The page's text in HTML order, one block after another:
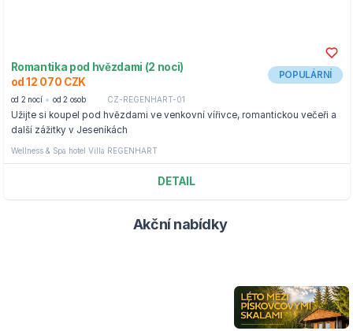
Romantika pod hvězdami (2 noci)
od 12 070 CZK
POPULÁRNÍ
od 2 nocí od 2 osob CZ-REGENHART-01
Užijte si koupel pod hvězdami ve venkovní vířivce, romantickou večeři a
další zážitky v Jeseníkách
Wellness & Spa hotel Villa REGENHART
DETAIL
Akční nabídky